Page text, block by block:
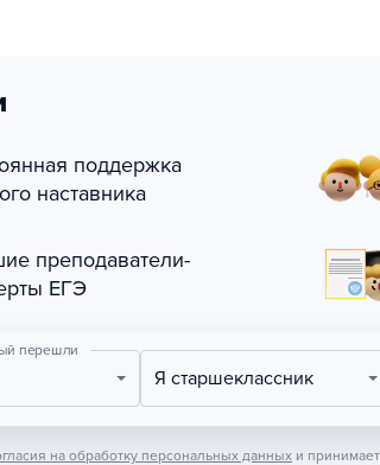
поддержка
наставника
преподаватели-
ЕГЭ
перешли
Я старшеклассник
на обработку персональных данных и